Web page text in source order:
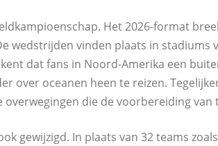
Het 2026-format
wedstrijden vinden plaats in stadiums
dat fans in Noord-Amerika een
over oceanen heen te reizen.
die de voorbereiding van
gewijzigd. In plaats van 32 teams